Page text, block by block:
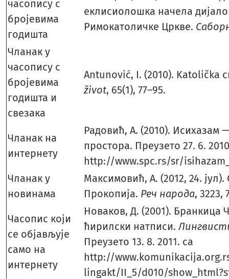
часопису с
бројевима
годишта
еклисиолошка начела
Римокатоличке Цркве.
Чланак у
часопису с
бројевима
годишта и
свезака
Antunović, I. (2010). Katolička
život, 65(1), 77–95.
Чланак на
интернету
Радовић, А. (2010). Исихазам
простора. Преузето 27. 6.
http://www.spc.rs/sr/
Чланак у
новинама
Максимовић, А. (2012, 24.
Прокопија. Реч народа, 3223,
Часопис који
се објављује
само на
интернету
Новаков, Д. (2001). Бранкица
ћирилски натписи.
Преузето 13. 8. 2011. са
http://
lingakt/II_5/d010/